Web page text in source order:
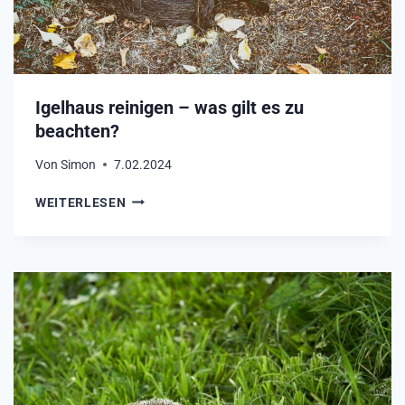
E
N
?
Igelhaus reinigen – was gilt es zu
beachten?
Von Simon 7.02.2024
WEITERLESEN
H
A
U
S
R
E
I